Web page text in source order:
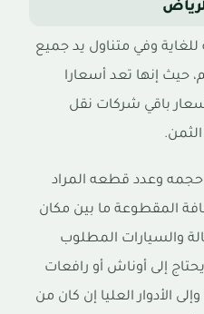
وفي متناول يد جميع
حيث إنها تعد أسعارا
باقي شركات نقل
وعدد قطعه المراد
المقطوعة ما بين مكان
والسيارات المطلوب
إلى أوناش أو رافعات
الأدوار العليا إن كان من